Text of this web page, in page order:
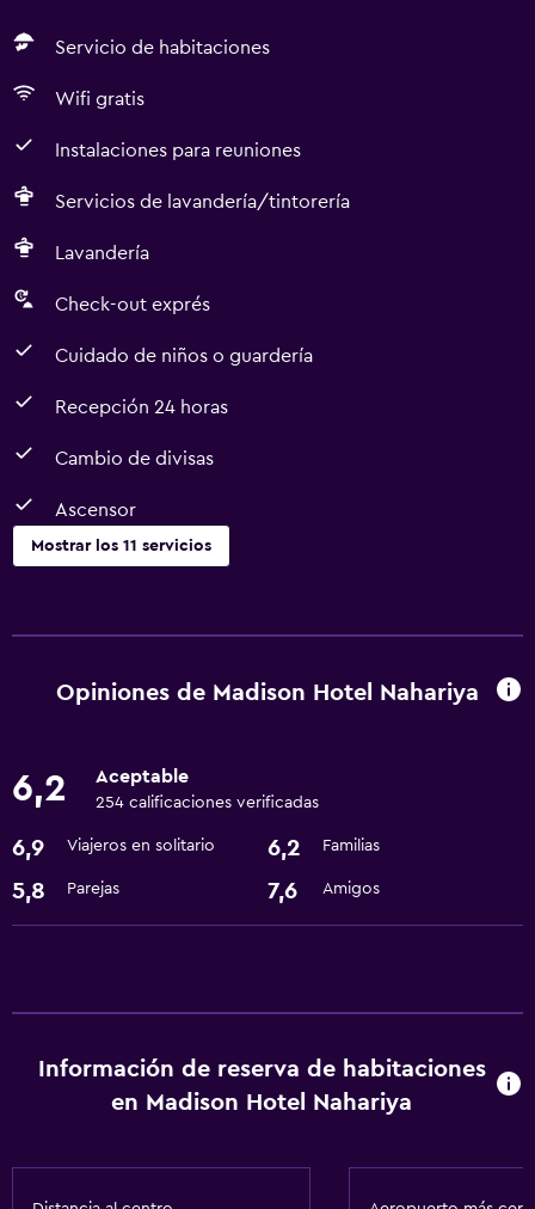
Servicio de habitaciones
Wifi gratis
Instalaciones para reuniones
Servicios de lavandería/tintorería
Lavandería
Check-out exprés
Cuidado de niños o guardería
Recepción 24 horas
Cambio de divisas
Ascensor
Mostrar los 11 servicios
Cambio de divisas
Recepción 24 horas
Lavandería
Lavandería
Opiniones de Madison Hotel Nahariya
6,2 Aceptable
254 calificaciones verificadas
6,9 Viajeros en solitario 6,2 Familias
5,8 Parejas 7,6 Amigos
Información de reserva de habitaciones
en Madison Hotel Nahariya